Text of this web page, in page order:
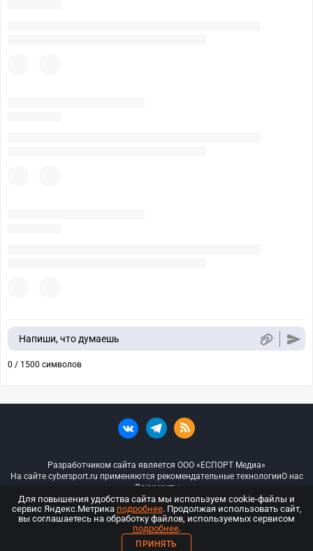
Напиши, что думаешь
0 / 1500 символов
Разработчиком сайта является ООО «ЕСПОРТ Медиа»
На сайте cybersport.ru применяются рекомендательные технологииО нас
Документы
© ООО «Киберспорт.ру» — Все права защищены
18+
Для повышения удобства сайта мы используем cookie-файлы и
сервис Яндекс.Метрика подробнее. Продолжая использовать сайт,
вы соглашаетесь на обработку файлов, используемых сервисом
подробнее.
ПРИНЯТЬ